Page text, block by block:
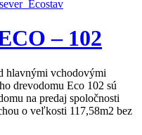
– 102
hlavnými vchodovými
drevodomu Eco 102 sú
na predaj spoločnosti
o veľkosti 117,58m2 bez